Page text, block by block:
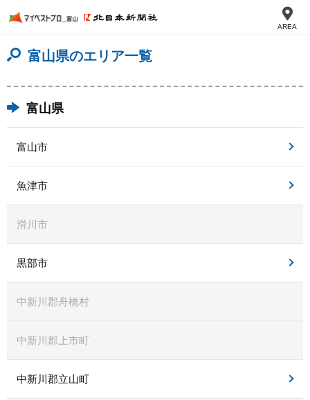
AREA
富山県のエリア一覧
富山県
富山市
魚津市
滑川市
黒部市
中新川郡舟橋村
中新川郡上市町
中新川郡立山町